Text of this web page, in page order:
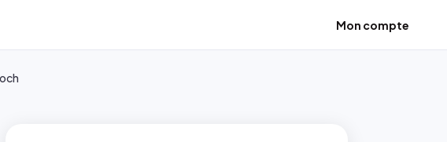
Mon compte